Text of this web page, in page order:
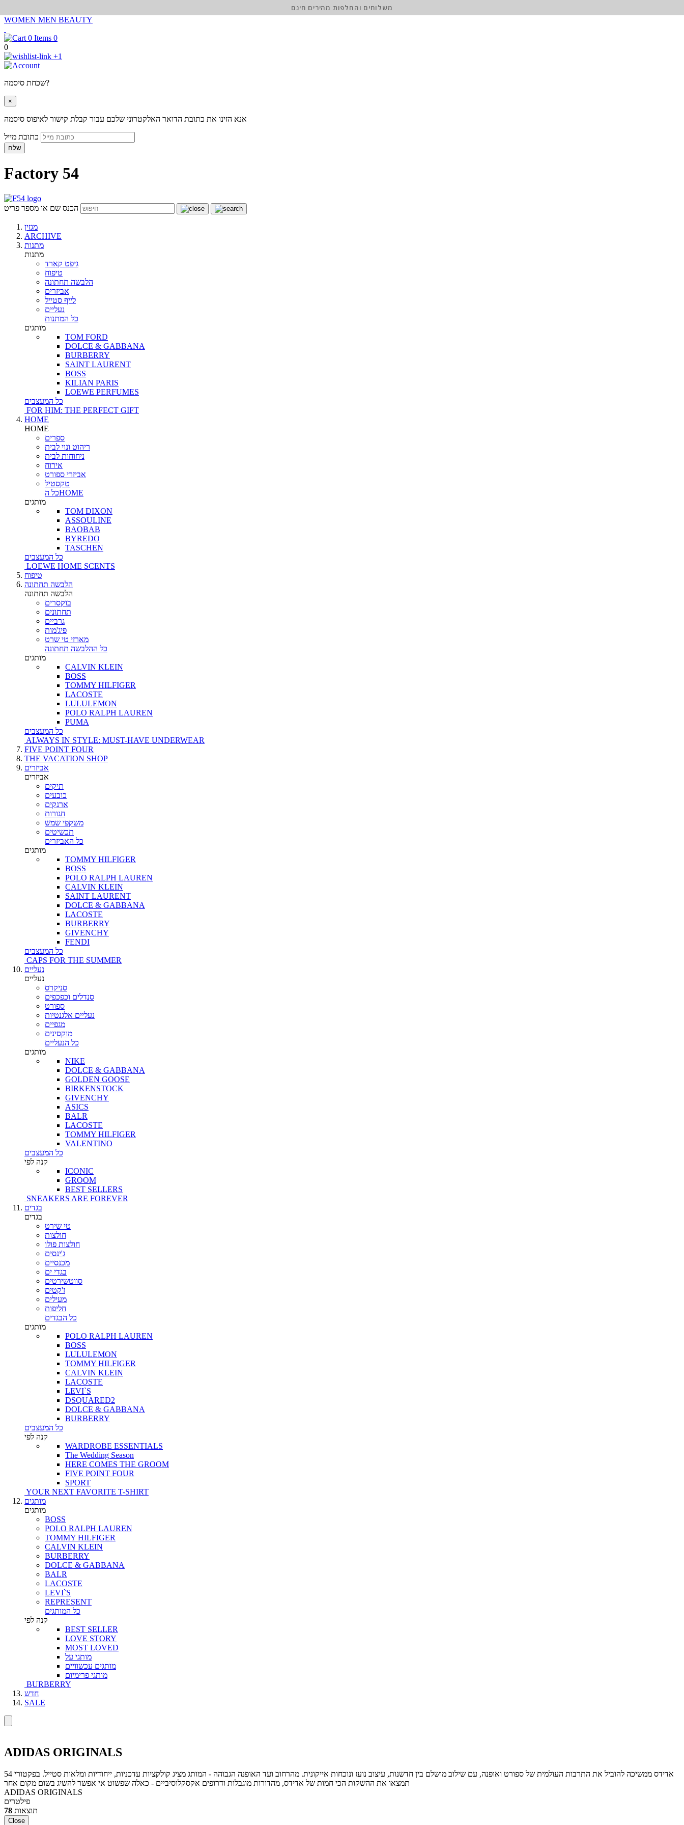
WOMEN MEN BEAUTY
0
0
+1
שכחת סיסמה?
×
אנא הזינו את כתובת הדואר האלקטרוני שלכם עבור קבלת קישור לאיפוס סיסמה
שלח
Factory 54
הכנס שם או מספר פריט
מגזין
ARCHIVE
מתנות
מתנות
גיפט קארד
טיפוח
הלבשה תחתונה
אביזרים
לייף סטייל
נעליים
כל המתנות
מותגים
TOM FORD
DOLCE & GABBANA
BURBERRY
SAINT LAURENT
BOSS
KILIAN PARIS
LOEWE PERFUMES
כל המעצבים
FOR HIM: THE PERFECT GIFT
HOME
HOME
ספרים
ריהוט ונוי לבית
ניחוחות לבית
אירוח
אביזרי ספורט
טקסטיל
כל הHOME
מותגים
TOM DIXON
ASSOULINE
BAOBAB
BYREDO
TASCHEN
כל המעצבים
LOEWE HOME SCENTS
טיפוח
הלבשה תחתונה
הלבשה תחתונה
בוקסרים
תחתונים
גרביים
פיג'מות
מארזי טי שרט
כל ההלבשה תחתונה
מותגים
CALVIN KLEIN
BOSS
TOMMY HILFIGER
LACOSTE
LULULEMON
POLO RALPH LAUREN
PUMA
כל המעצבים
ALWAYS IN STYLE: MUST-HAVE UNDERWEAR
FIVE POINT FOUR
THE VACATION SHOP
אביזרים
אביזרים
תיקים
כובעים
ארנקים
חגורות
משקפי שמש
תכשיטים
כל האביזרים
מותגים
TOMMY HILFIGER
BOSS
POLO RALPH LAUREN
CALVIN KLEIN
SAINT LAURENT
DOLCE & GABBANA
LACOSTE
BURBERRY
GIVENCHY
FENDI
כל המעצבים
CAPS FOR THE SUMMER
נעליים
נעליים
סניקרס
סנדלים וכפכפים
ספורט
נעליים אלגנטיות
מגפיים
מוקסינים
כל הנעליים
מותגים
NIKE
DOLCE & GABBANA
GOLDEN GOOSE
BIRKENSTOCK
GIVENCHY
ASICS
BALR
LACOSTE
TOMMY HILFIGER
VALENTINO
כל המעצבים
קנה לפי
ICONIC
GROOM
BEST SELLERS
SNEAKERS ARE FOREVER
בגדים
בגדים
טי שירט
חולצות
חולצות פולו
ג'ינסים
מכנסיים
בגדי ים
סווטשירטים
ז'קטים
מעילים
חליפות
כל הבגדים
מותגים
POLO RALPH LAUREN
BOSS
LULULEMON
TOMMY HILFIGER
CALVIN KLEIN
LACOSTE
LEVI`S
DSQUARED2
DOLCE & GABBANA
BURBERRY
כל המעצבים
קנה לפי
WARDROBE ESSENTIALS
The Wedding Season
HERE COMES THE GROOM
FIVE POINT FOUR
SPORT
YOUR NEXT FAVORITE T-SHIRT
מותגים
מותגים
BOSS
POLO RALPH LAUREN
TOMMY HILFIGER
CALVIN KLEIN
BURBERRY
DOLCE & GABBANA
BALR
LACOSTE
LEVI`S
REPRESENT
כל המותגים
קנה לפי
BEST SELLER
LOVE STORY
MOST LOVED
מותגי על
מותגים עכשוויים
מותגי פרימיום
BURBERRY
חדש
SALE
ADIDAS ORIGINALS
אדידס ממשיכה להוביל את התרבות העולמית של ספורט ואופנה, עם שילוב מושלם בין חדשנות, עיצוב נועז ונוכחות אייקונית. מהרחוב ועד האופנה הגבוהה - המותג מציג קולקציות עדכניות, ייחודיות ומלאות סטייל. בפקטורי 54
תמצאו את ההשקות הכי חמות של אדידס, מהדורות מוגבלות ודרופים אקסקלוסיביים - כאלה שפשוט אי אפשר להשיג בשום מקום אחר
ADIDAS ORIGINALS
פילטרים
78 תוצאות
Close
משלוחים והחלפות מהירים חינם